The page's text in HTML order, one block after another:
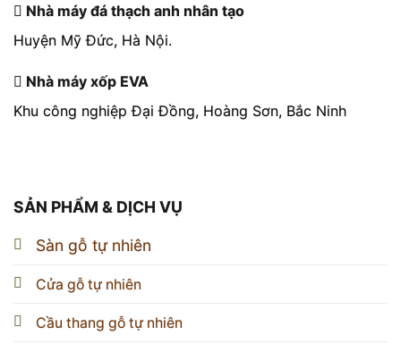
Nhà máy đá thạch anh nhân tạo
Huyện Mỹ Đức, Hà Nội.
Nhà máy xốp EVA
Khu công nghiệp Đại Đồng, Hoàng Sơn, Bắc Ninh
SẢN PHẨM & DỊCH VỤ
Sàn gỗ tự nhiên
Cửa gỗ tự nhiên
Cầu thang gỗ tự nhiên